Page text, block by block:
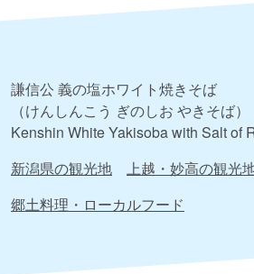
謙信公 義の塩ホワイト焼きそば
（けんしんこう ぎのしお やきそば）
Kenshin White Yakisoba with Salt of
新潟県の観光地
上越・妙高の観光
郷土料理・ローカルフード